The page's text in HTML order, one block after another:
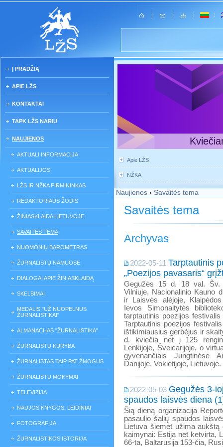
Į PRADŽIĄ
APIE LŽS
KONTAKTAI
TAPK LŽS NARIU
NAUJIENOS
AKTUALI INFORMACIJA
AKTUALIJOS
LŽS IR NŽKA PIRMININKAS
REDAKTORIAUS ŽODIS
ŽINIASKLAIDA LIETUVOJE
SAVAITĖS TEMA
NUOMONIŲ BAROMETRAS
ŽURNALISTŲ NAMUOSE
DIALOGAI APIE ŽINIASKLAIDĄ
SKELBIMAI
MEDALIS "UŽ NUOPELNUS
ŽURNALISTIKAI"
ALMANACHAS "ŽURNALISTIKA"
ŽURNALISTŲ KŪRYBA
ŽURNALISTAS TAIP PAT ŽMOGUS
ŽURNALISTŲ MOKYMAI
TELEVIZIJA
NAUJOS KNYGOS, LEIDINIAI
FOTOGRAFIJA
ŽURNALISTIKOS ISTORIJA
Apie LŽS
NŽKA
Naujienos › Savaitės tema
Savaitės tema
Archyvas
2022-05-11 Tarptautinis
„Poezijos pavasaris“
Gegužės 15 d. 18 val. Šv.
Vilniuje, Nacionalinio Kauno
ir Laisvės alėjoje,
Ievos Simonaitytės
tarptautinis poezijos festivalis
Tarptautinis poezijos
ištikimiausius gerbėjus ir
d. kviečia net į 125
Lenkijoje, Šveicarijoje, o
gyvenančiais Jungtinėse
Danijoje, Vokietijoje, Lietuvoje.
2022-05-03 Gegužės 3-
spaudos laisvės diena
Šią dieną organizacija
pasaulio šalių spaudos
Lietuva šiemet užima
kaimynai: Estija net ketvirta,
66-ta, Baltarusija 153-čia,